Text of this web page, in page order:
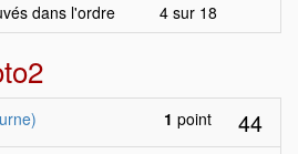
dans l'ordre 4 sur 18
1 point 44